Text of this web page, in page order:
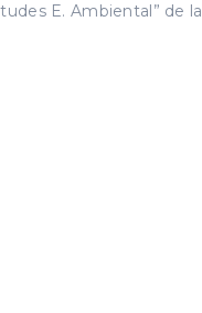
E. Ambiental” de la